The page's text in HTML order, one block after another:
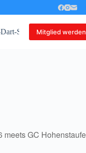
ScheibeMitglied werden